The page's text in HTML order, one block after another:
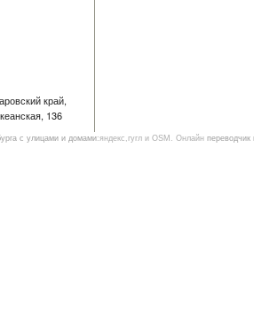
край,
136
с улицами и домами:яндекс,гугл и OSM. Онлайн переводчик